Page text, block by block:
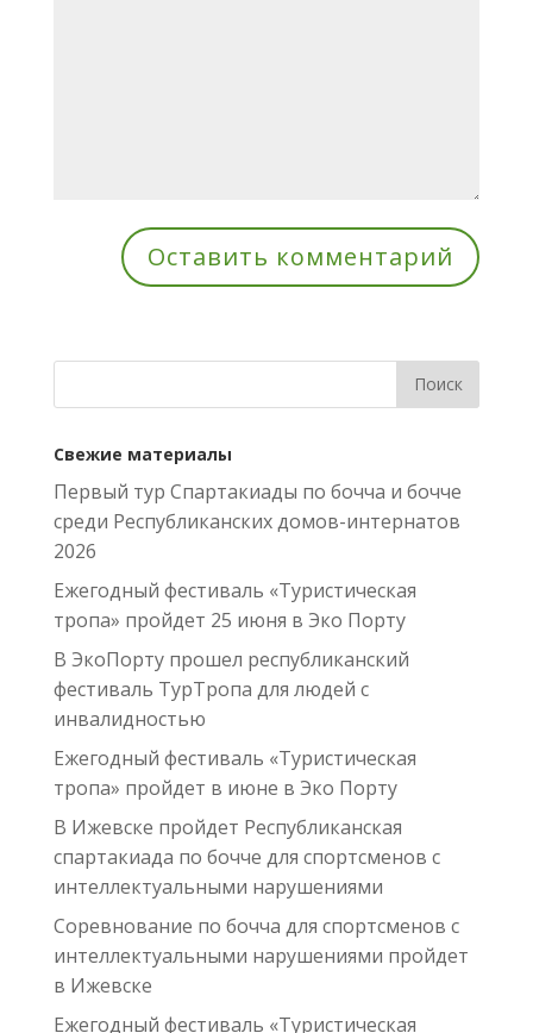
Свежие материалы
Первый тур Спартакиады по бочча и бочче
среди Республиканских домов-интернатов
2026
Ежегодный фестиваль «Туристическая
тропа» пройдет 25 июня в Эко Порту
В ЭкоПорту прошел республиканский
фестиваль ТурТропа для людей с
инвалидностью
Ежегодный фестиваль «Туристическая
тропа» пройдет в июне в Эко Порту
В Ижевске пройдет Республиканская
спартакиада по бочче для спортсменов с
интеллектуальными нарушениями
Соревнование по бочча для спортсменов с
интеллектуальными нарушениями пройдет
в Ижевске
Ежегодный фестиваль «Туристическая